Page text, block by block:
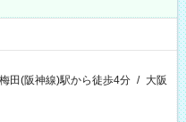
田(阪神線)駅から徒歩4分 / 大阪